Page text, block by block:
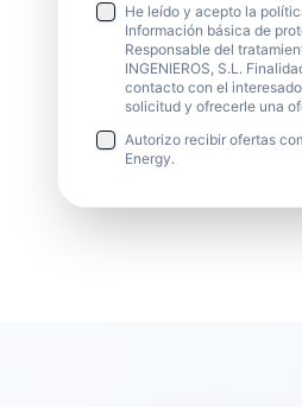
He leído y acepto la
Información básica de
Responsable del
INGENIEROS, S.L.
contacto con el
solicitud y ofrecerle una
Autorizo recibir ofertas
Energy.